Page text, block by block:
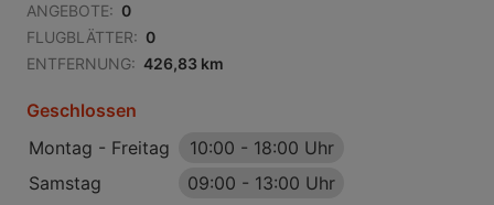
ANGEBOTE: 0
FLUGBLÄTTER: 0
ENTFERNUNG: 426,83 km
Geschlossen
Montag - Freitag
10:00 - 18:00 Uhr
Samstag
09:00 - 13:00 Uhr